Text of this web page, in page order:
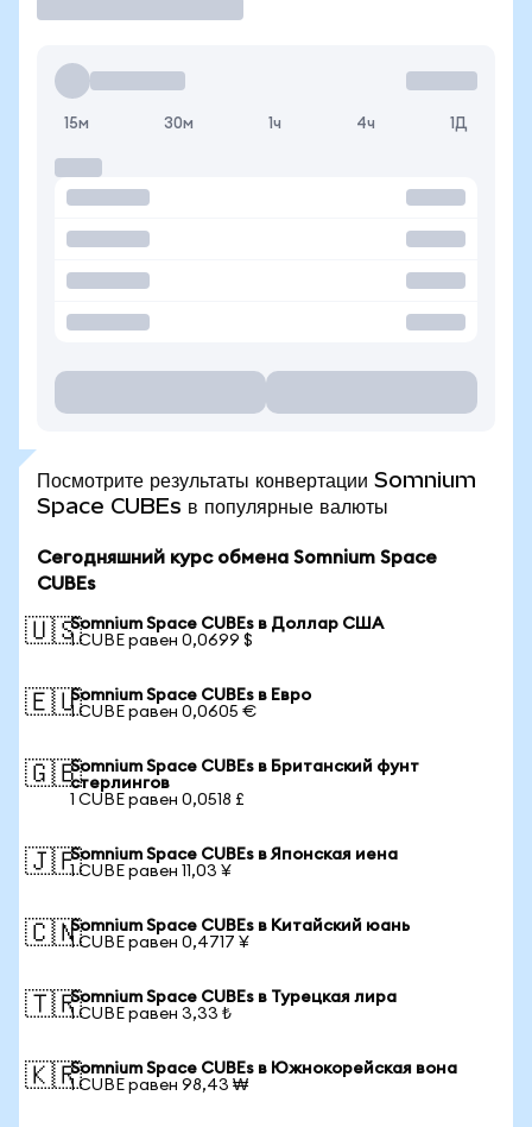
15м 30м 1ч 4ч 1Д
Посмотрите результаты конвертации Somnium
Space CUBEs в популярные валюты
Сегодняшний курс обмена Somnium Space
CUBEs
🇺🇸Somnium Space CUBEs в Доллар США
1 CUBE равен 0,0699 $
🇪🇺Somnium Space CUBEs в Евро
1 CUBE равен 0,0605 €
🇬🇧Somnium Space CUBEs в Британский фунт
стерлингов
1 CUBE равен 0,0518 £
🇯🇵Somnium Space CUBEs в Японская иена
1 CUBE равен 11,03 ¥
🇨🇳Somnium Space CUBEs в Китайский юань
1 CUBE равен 0,4717 ¥
🇹🇷Somnium Space CUBEs в Турецкая лира
1 CUBE равен 3,33 ₺
🇰🇷Somnium Space CUBEs в Южнокорейская вона
1 CUBE равен 98,43 ₩